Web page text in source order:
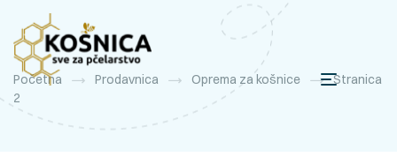
Početna Prodavnica Oprema za košnice
Stranica
2